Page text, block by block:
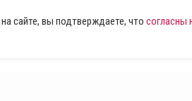
сайте, вы подтверждаете, что согласны